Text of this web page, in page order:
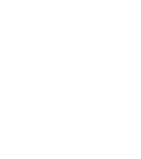
en los próximos
María del
Castillo, Andrés
al menos un
El alcalde y los